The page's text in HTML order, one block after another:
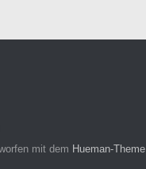
mit dem Hueman-Theme